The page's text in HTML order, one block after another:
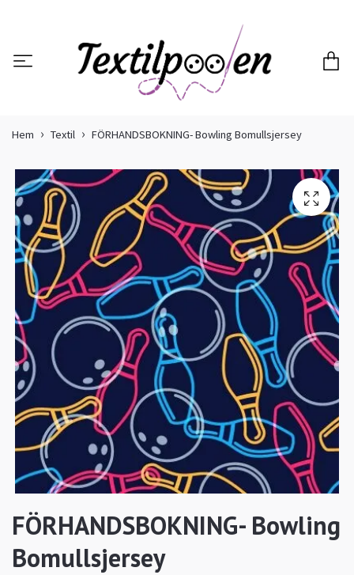
Hem Textil FÖRHANDSBOKNING- Bowling Bomullsjersey
FÖRHANDSBOKNING- Bowling
Bomullsjersey